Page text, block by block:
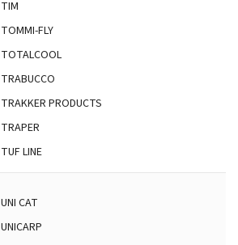
TIM
TOMMI-FLY
TOTALCOOL
TRABUCCO
TRAKKER PRODUCTS
TRAPER
TUF LINE
UNI CAT
UNICARP